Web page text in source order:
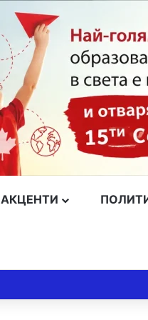
АКЦЕНТИ